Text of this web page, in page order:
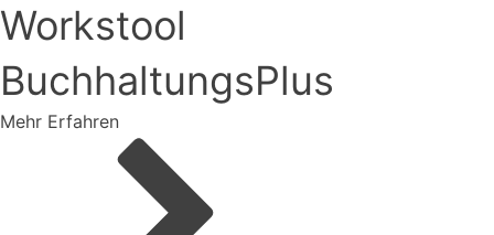
Workstool
BuchhaltungsPlus
Mehr Erfahren